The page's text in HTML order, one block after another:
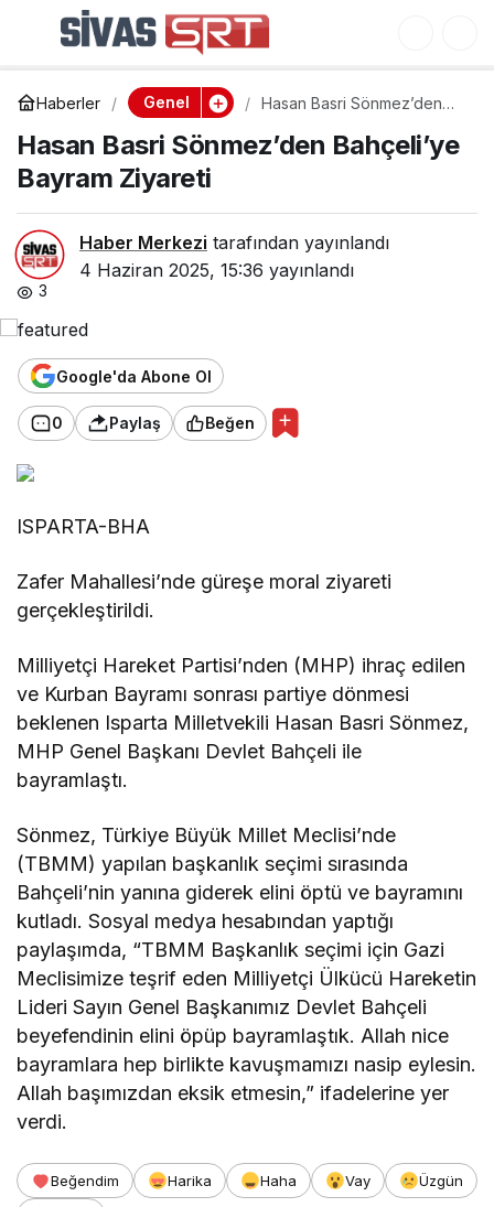
Haberler Genel
Hasan Basri Sönmez’den
Hasan Basri Sönmez’den Bahçeli’ye
Bayram Ziyareti
Haber Merkezi tarafından yayınlandı
4 Haziran 2025, 15:36 yayınlandı
3
Google'da Abone Ol
0 Paylaş Beğen
ISPARTA-BHA
Zafer Mahallesi’nde güreşe moral ziyareti
gerçekleştirildi.
Milliyetçi Hareket Partisi’nden (MHP) ihraç edilen
ve Kurban Bayramı sonrası partiye dönmesi
beklenen Isparta Milletvekili Hasan Basri Sönmez,
MHP Genel Başkanı Devlet Bahçeli ile
bayramlaştı.
Sönmez, Türkiye Büyük Millet Meclisi’nde
(TBMM) yapılan başkanlık seçimi sırasında
Bahçeli’nin yanına giderek elini öptü ve bayramını
kutladı. Sosyal medya hesabından yaptığı
paylaşımda, “TBMM Başkanlık seçimi için Gazi
Meclisimize teşrif eden Milliyetçi Ülkücü Hareketin
Lideri Sayın Genel Başkanımız Devlet Bahçeli
beyefendinin elini öpüp bayramlaştık. Allah nice
bayramlara hep birlikte kavuşmamızı nasip eylesin.
Allah başımızdan eksik etmesin,” ifadelerine yer
verdi.
Beğendim Harika Haha Vay
Üzgün
Hasan Basri
Bayram Ziyareti